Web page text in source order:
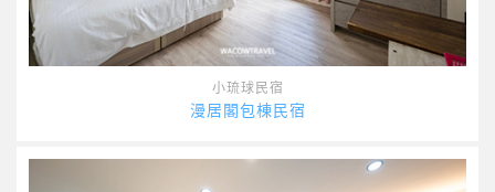
小琉球民宿
漫居閣包棟民宿